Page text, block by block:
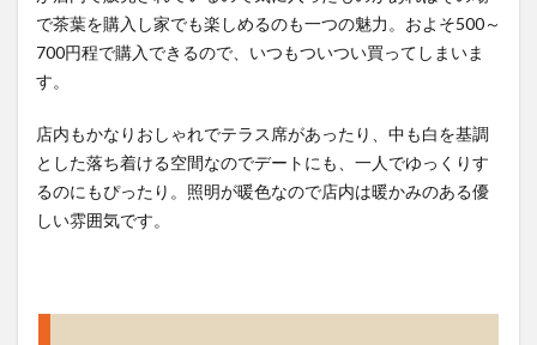
で茶葉を購入し家でも楽しめるのも一つの魅力。およそ500～
700円程で購入できるので、いつもついつい買ってしまいま
す。
店内もかなりおしゃれでテラス席があったり、中も白を基調
とした落ち着ける空間なのでデートにも、一人でゆっくりす
るのにもぴったり。照明が暖色なので店内は暖かみのある優
しい雰囲気です。